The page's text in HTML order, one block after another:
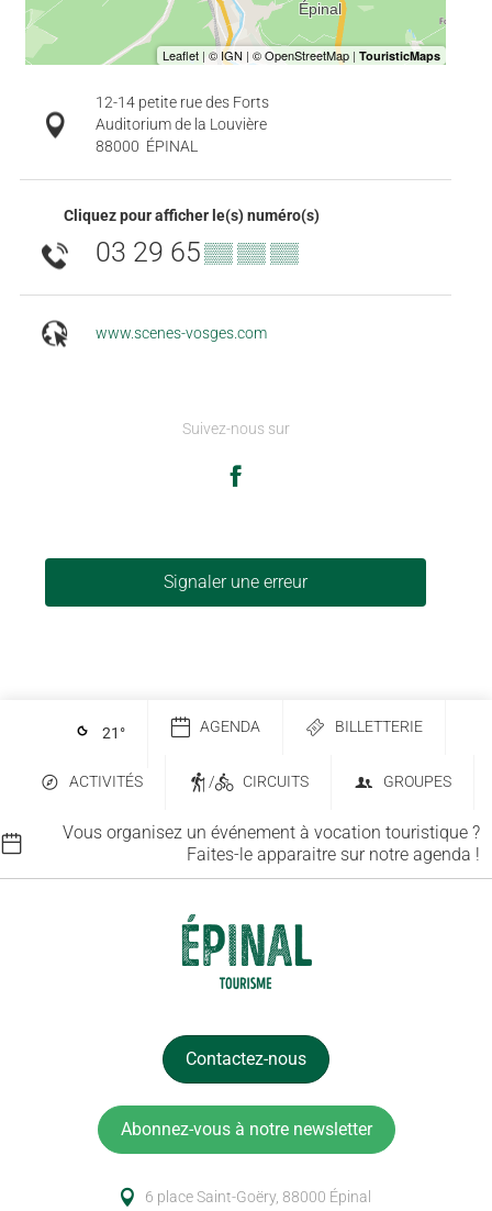
12-14 petite rue des Forts
Auditorium de la Louvière
88000 ÉPINAL
Cliquez pour afficher le(s) numéro(s)
03 29 65▒▒ ▒▒ ▒▒
www.scenes-vosges.com
Suivez-nous sur
Signaler une erreur
21 ° AGENDA BILLETTERIE
ACTIVITÉS / CIRCUITS GROUPES
Vous organisez un événement à vocation touristique ?
Faites-le apparaitre sur notre agenda !
Contactez-nous
Abonnez-vous à notre newsletter
6 place Saint-Goëry, 88000 Épinal